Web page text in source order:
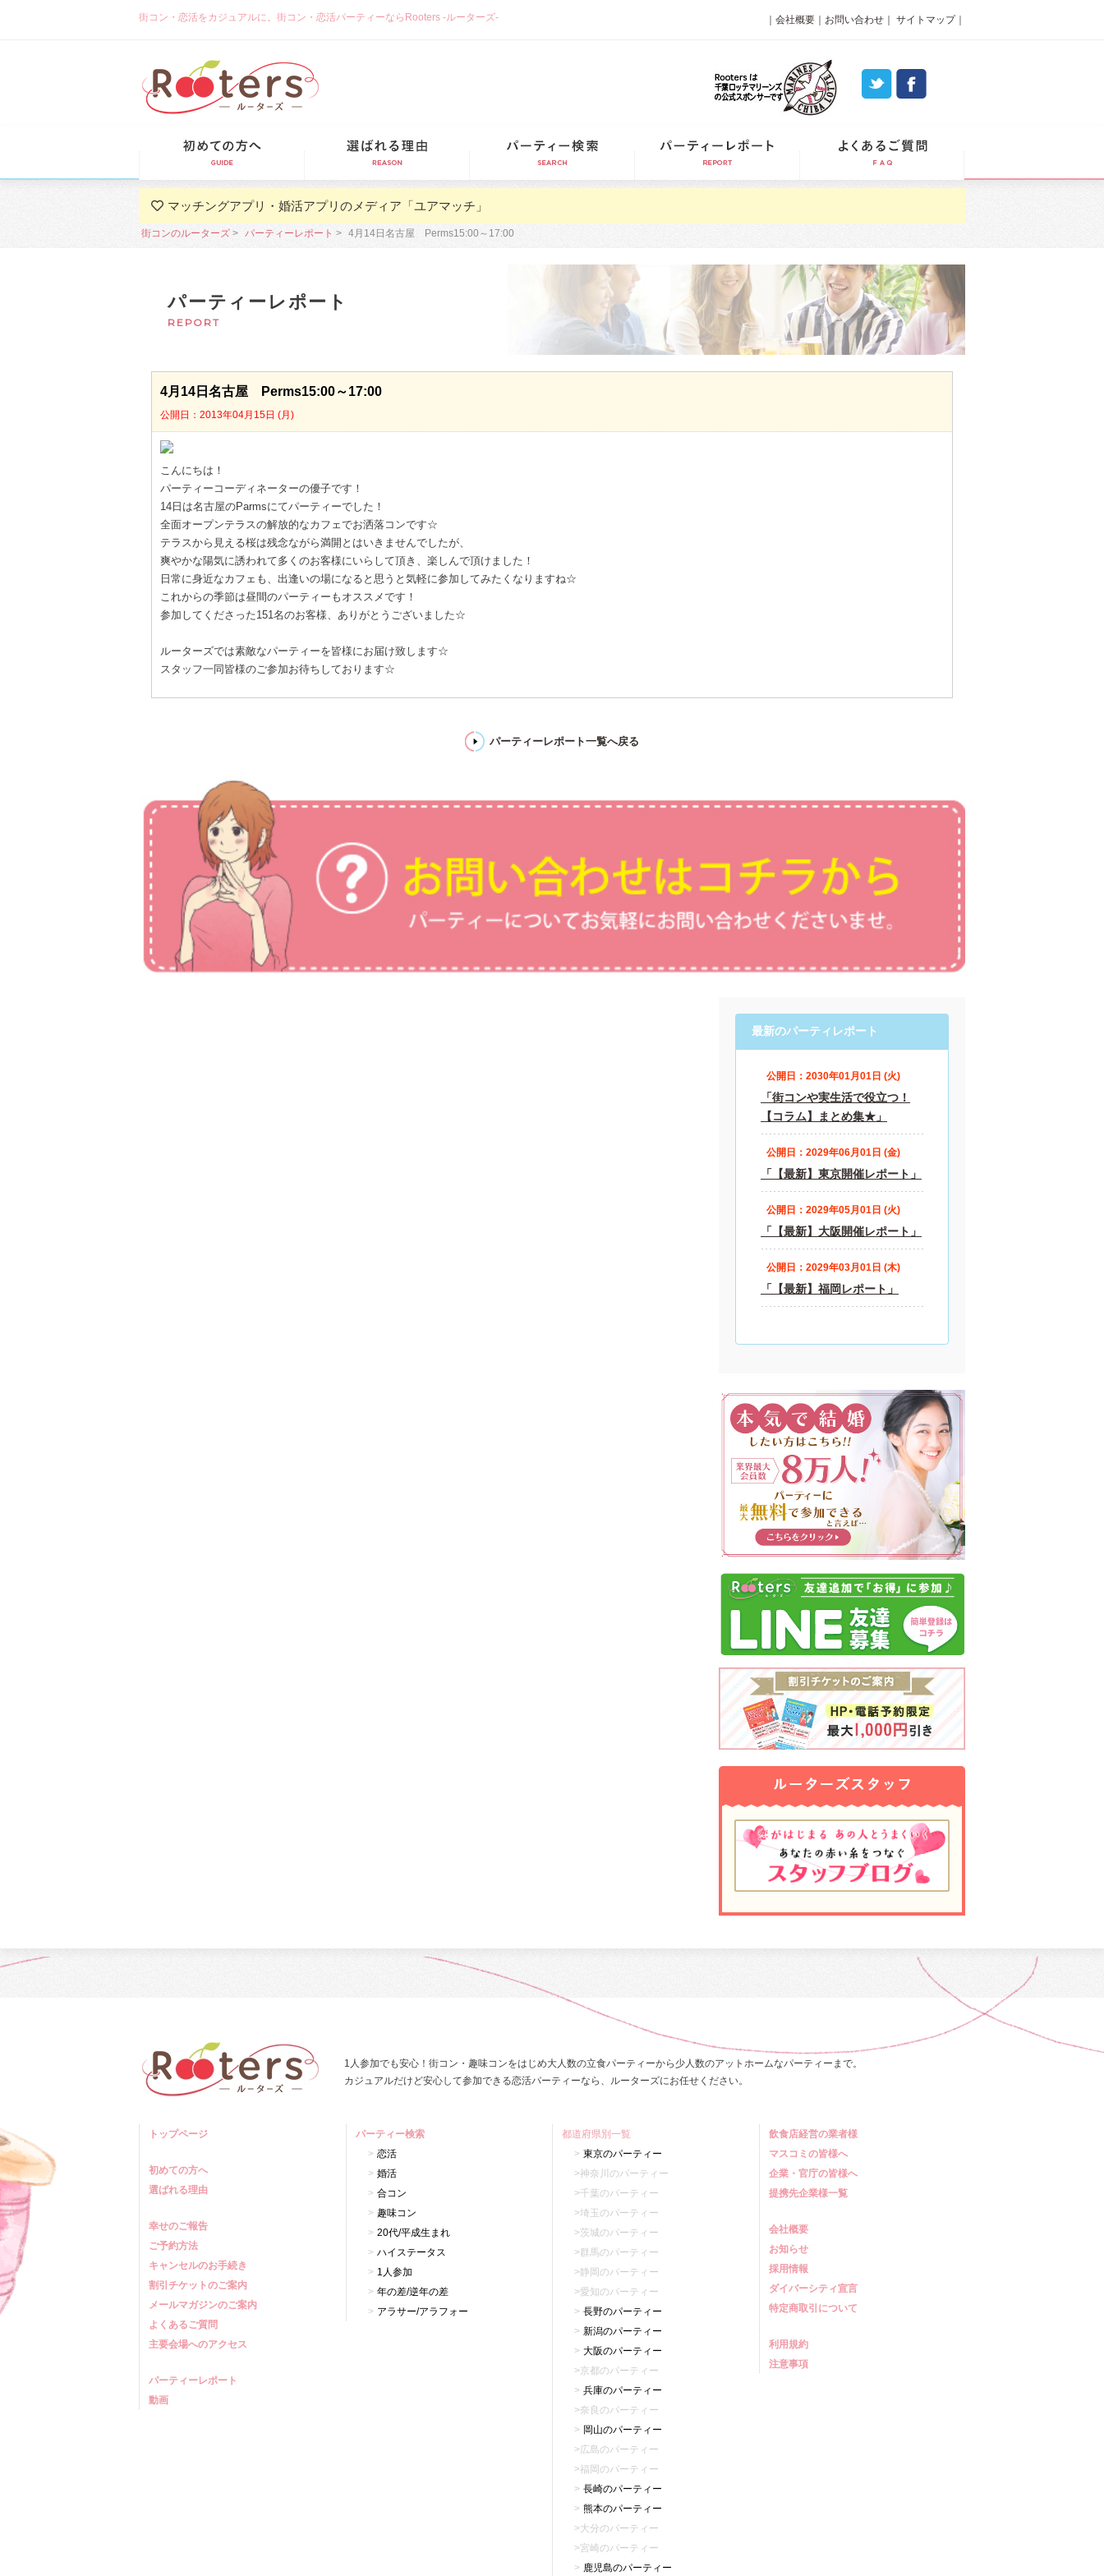
街コン・恋活をカジュアルに。街コン・恋活パーティーならRooters -ルーターズ- 会社概要 お問い合わせ サイトマップ｜
マッチングアプリ・婚活アプリのメディア「ユアマッチ」
街コンのルーターズ パーティーレポート 4月14日名古屋 Perms15:00～17:00
パーティーレポート
REPORT
4月14日名古屋 Perms15:00～17:00
公開日：2013年04月15日 (月)
こんにちは！
パーティーコーディネーターの優子です！
14日は名古屋のParmsにてパーティーでした！
全面オープンテラスの解放的なカフェでお洒落コンです☆
テラスから見える桜は残念ながら満開とはいきませんでしたが、
爽やかな陽気に誘われて多くのお客様にいらして頂き、楽しんで頂けました！
日常に身近なカフェも、出逢いの場になると思うと気軽に参加してみたくなりますね☆
これからの季節は昼間のパーティーもオススメです！
参加してくださった151名のお客様、ありがとうございました☆
ルーターズでは素敵なパーティーを皆様にお届け致します☆
スタッフ一同皆様のご参加お待ちしております☆
パーティーレポート一覧へ戻る
最新のパーティレポート
公開日：2030年01月01日 (火)
「街コンや実生活で役立つ！
【コラム】まとめ集★」
公開日：2029年06月01日 (金)
「【最新】東京開催レポート」
公開日：2029年05月01日 (火)
「【最新】大阪開催レポート」
公開日：2029年03月01日 (木)
「【最新】福岡レポート」
1人参加でも安心！街コン・趣味コンをはじめ大人数の立食パーティーから少人数のアットホームなパーティーまで。
カジュアルだけど安心して参加できる恋活パーティーなら、ルーターズにお任せください。
トップページ
初めての方へ
選ばれる理由
幸せのご報告
ご予約方法
キャンセルのお手続き
割引チケットのご案内
メールマガジンのご案内
よくあるご質問
主要会場へのアクセス
パーティーレポート
動画
パーティー検索
恋活
婚活
合コン
趣味コン
20代/平成生まれ
ハイステータス
1人参加
年の差/逆年の差
アラサー/アラフォー
都道府県別一覧
東京のパーティー
神奈川のパーティー
千葉のパーティー
埼玉のパーティー
茨城のパーティー
群馬のパーティー
静岡のパーティー
愛知のパーティー
長野のパーティー
新潟のパーティー
大阪のパーティー
京都のパーティー
兵庫のパーティー
奈良のパーティー
岡山のパーティー
広島のパーティー
福岡のパーティー
長崎のパーティー
熊本のパーティー
大分のパーティー
宮崎のパーティー
鹿児島のパーティー
飲食店経営の業者様
マスコミの皆様へ
企業・官庁の皆様へ
提携先企業様一覧
会社概要
お知らせ
採用情報
ダイバーシティ宣言
特定商取引について
利用規約
注意事項